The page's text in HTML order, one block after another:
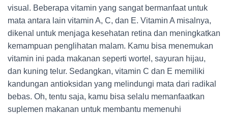
visual. Beberapa vitamin yang sangat bermanfaat untuk
mata antara lain vitamin A, C, dan E. Vitamin A misalnya,
dikenal untuk menjaga kesehatan retina dan meningkatkan
kemampuan penglihatan malam. Kamu bisa menemukan
vitamin ini pada makanan seperti wortel, sayuran hijau,
dan kuning telur. Sedangkan, vitamin C dan E memiliki
kandungan antioksidan yang melindungi mata dari radikal
bebas. Oh, tentu saja, kamu bisa selalu memanfaatkan
suplemen makanan untuk membantu memenuhi